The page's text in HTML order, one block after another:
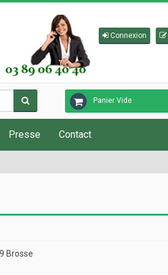
Connexion
Panier Vide
Presse Contact
Brosse